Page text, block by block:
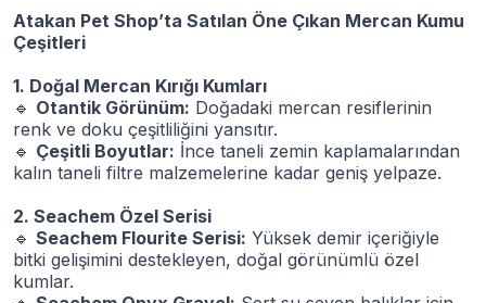
Atakan Pet Shop’ta Satılan Öne Çıkan Mercan Kumu
Çeşitleri
1. Doğal Mercan Kırığı Kumları
🔹 Otantik Görünüm: Doğadaki mercan resiflerinin
renk ve doku çeşitliliğini yansıtır.
🔹 Çeşitli Boyutlar: İnce taneli zemin kaplamalarından
kalın taneli filtre malzemelerine kadar geniş yelpaze.
2. Seachem Özel Serisi
🔹 Seachem Flourite Serisi: Yüksek demir içeriğiyle
bitki gelişimini destekleyen, doğal görünümlü özel
kumlar.